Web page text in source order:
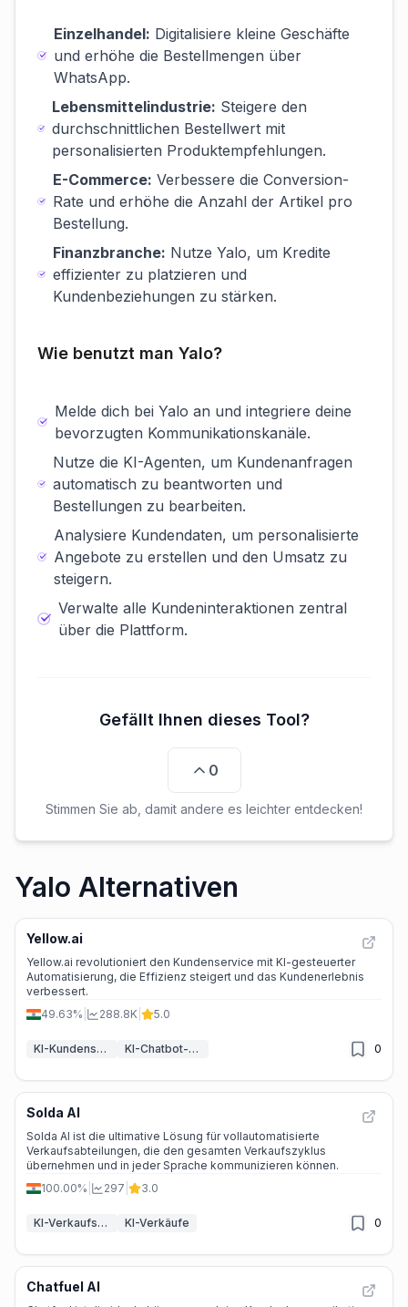
Einzelhandel: Digitalisiere kleine Geschäfte
und erhöhe die Bestellmengen über
WhatsApp.
Lebensmittelindustrie: Steigere den
durchschnittlichen Bestellwert mit
personalisierten Produktempfehlungen.
E-Commerce: Verbessere die Conversion-
Rate und erhöhe die Anzahl der Artikel pro
Bestellung.
Finanzbranche: Nutze Yalo, um Kredite
effizienter zu platzieren und
Kundenbeziehungen zu stärken.
Wie benutzt man Yalo?
Melde dich bei Yalo an und integriere deine
bevorzugten Kommunikationskanäle.
Nutze die KI-Agenten, um Kundenanfragen
automatisch zu beantworten und
Bestellungen zu bearbeiten.
Analysiere Kundendaten, um personalisierte
Angebote zu erstellen und den Umsatz zu
steigern.
Verwalte alle Kundeninteraktionen zentral
über die Plattform.
Gefällt Ihnen dieses Tool?
0
Stimmen Sie ab, damit andere es leichter entdecken!
Yalo Alternativen
Yellow.ai
Yellow.ai revolutioniert den Kundenservice mit KI-gesteuerter
Automatisierung, die Effizienz steigert und das Kundenerlebnis
verbessert.
49.63%
288.8K 5.0
KI-Kundenservice-Assistent KI-Chatbot-Baukästen 0
Solda AI
Solda AI ist die ultimative Lösung für vollautomatisierte
Verkaufsabteilungen, die den gesamten Verkaufszyklus
übernehmen und in jeder Sprache kommunizieren können.
100.00%
297 3.0
KI-Verkaufsassistent KI-Verkäufe 0
Chatfuel AI